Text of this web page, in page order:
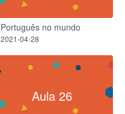
Português no mundo
2021-04-28
Aula 26